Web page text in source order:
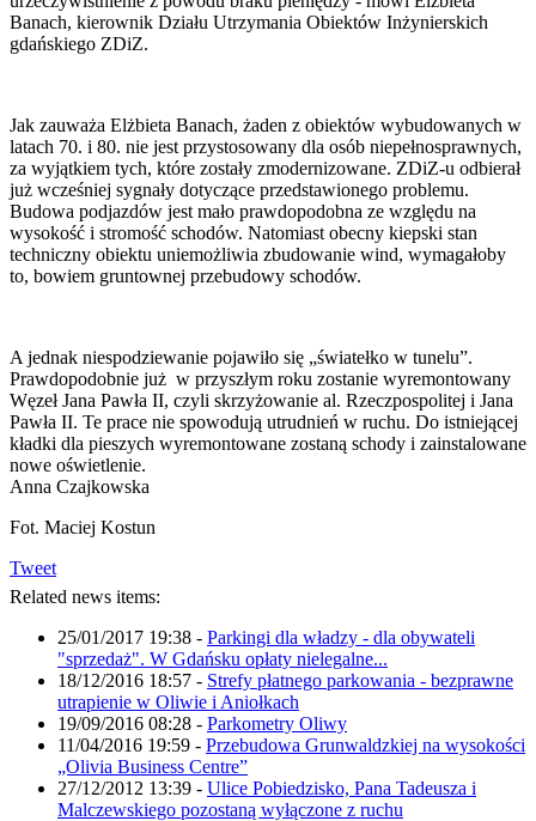
Banach, kierownik Działu Utrzymania Obiektów Inżynierskich
gdańskiego ZDiZ.
Jak zauważa Elżbieta Banach, żaden z obiektów wybudowanych w
latach 70. i 80. nie jest przystosowany dla osób niepełnosprawnych,
za wyjątkiem tych, które zostały zmodernizowane. ZDiZ-u odbierał
już wcześniej sygnały dotyczące przedstawionego problemu.
Budowa podjazdów jest mało prawdopodobna ze względu na
wysokość i stromość schodów. Natomiast obecny kiepski stan
techniczny obiektu uniemożliwia zbudowanie wind, wymagałoby
to, bowiem gruntownej przebudowy schodów.
A jednak niespodziewanie pojawiło się „światełko w tunelu”.
Prawdopodobnie już w przyszłym roku zostanie wyremontowany
Węzeł Jana Pawła II, czyli skrzyżowanie al. Rzeczpospolitej i Jana
Pawła II. Te prace nie spowodują utrudnień w ruchu. Do istniejącej
kładki dla pieszych wyremontowane zostaną schody i zainstalowane
nowe oświetlenie.
Anna Czajkowska
Fot. Maciej Kostun
Tweet
Related news items:
25/01/2017 19:38 - Parkingi dla władzy - dla obywateli
"sprzedaż". W Gdańsku opłaty nielegalne...
18/12/2016 18:57 - Strefy płatnego parkowania - bezprawne
utrapienie w Oliwie i Aniołkach
19/09/2016 08:28 - Parkometry Oliwy
11/04/2016 19:59 - Przebudowa Grunwaldzkiej na wysokości
„Olivia Business Centre”
27/12/2012 13:39 - Ulice Pobiedzisko, Pana Tadeusza i
Malczewskiego pozostaną wyłączone z ruchu